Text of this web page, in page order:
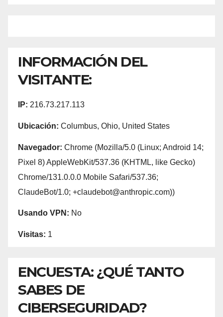
INFORMACIÓN DEL
VISITANTE:
IP: 216.73.217.113
Ubicación: Columbus, Ohio, United States
Navegador: Chrome (Mozilla/5.0 (Linux; Android 14;
Pixel 8) AppleWebKit/537.36 (KHTML, like Gecko)
Chrome/131.0.0.0 Mobile Safari/537.36;
ClaudeBot/1.0; +claudebot@anthropic.com))
Usando VPN: No
Visitas: 1
ENCUESTA: ¿QUÉ TANTO
SABES DE
CIBERSEGURIDAD?